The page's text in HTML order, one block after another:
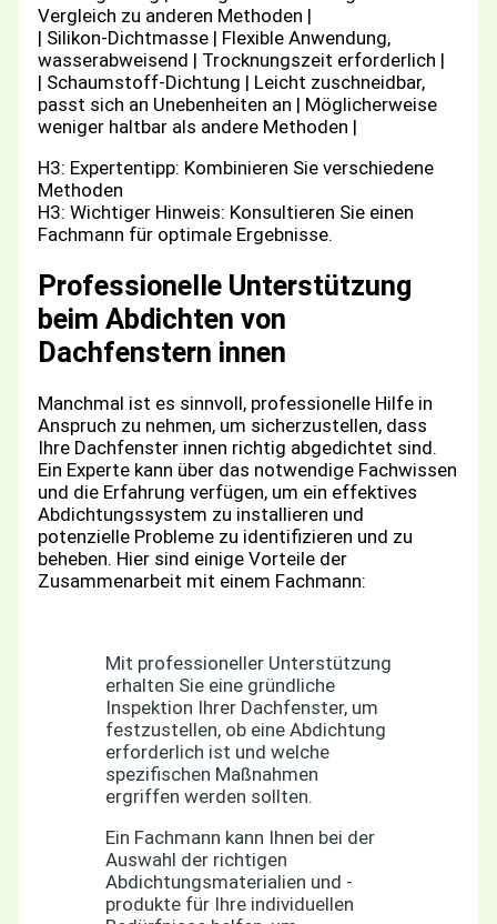
Vergleich zu anderen Methoden |
| Silikon-Dichtmasse | Flexible Anwendung,
wasserabweisend | Trocknungszeit erforderlich |
| Schaumstoff-Dichtung | Leicht zuschneidbar,
passt sich an Unebenheiten an | Möglicherweise
weniger haltbar als andere Methoden |
H3: Expertentipp: Kombinieren Sie verschiedene
Methoden
H3: Wichtiger Hinweis: Konsultieren Sie einen
Fachmann für optimale Ergebnisse.
Professionelle Unterstützung
beim Abdichten von
Dachfenstern innen
Manchmal ist es sinnvoll, professionelle Hilfe in
Anspruch zu nehmen, um sicherzustellen, dass
Ihre Dachfenster innen richtig abgedichtet sind.
Ein Experte kann über das notwendige Fachwissen
und die Erfahrung verfügen, um ein effektives
Abdichtungssystem zu installieren und
potenzielle Probleme zu identifizieren und zu
beheben. Hier sind einige Vorteile der
Zusammenarbeit mit einem Fachmann:
Mit professioneller Unterstützung
erhalten Sie eine gründliche
Inspektion Ihrer Dachfenster, um
festzustellen, ob eine Abdichtung
erforderlich ist und welche
spezifischen Maßnahmen
ergriffen werden sollten.
Ein Fachmann kann Ihnen bei der
Auswahl der richtigen
Abdichtungsmaterialien und -
produkte für Ihre individuellen